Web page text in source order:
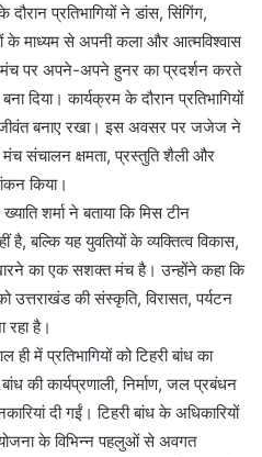
प्रतिभागियों ने डांस, सिंगिंग,
के माध्यम से अपनी कला और आत्मविश्वास
मंच पर अपने-अपने हुनर का प्रदर्शन करते
दिया। कार्यक्रम के दौरान प्रतिभागियों
बनाए रखा। इस अवसर पर जजेज ने
मंच संचालन क्षमता, प्रस्तुति शैली और
किया।
शर्मा ने बताया कि मिस टीन
बल्कि यह युवतियों के व्यक्तित्व विकास,
का एक सशक्त मंच है। उन्होंने कहा कि
उत्तराखंड की संस्कृति, विरासत, पर्यटन
रहा है।
ही में प्रतिभागियों को टिहरी बांध का
की कार्यप्रणाली, निर्माण, जल प्रबंधन
दी गईं। टिहरी बांध के अधिकारियों
के विभिन्न पहलुओं से अवगत